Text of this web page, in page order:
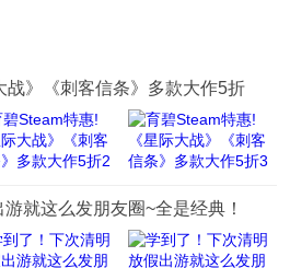
战》《刺客信条》多款大作5折
就这么发朋友圈~全是经典！